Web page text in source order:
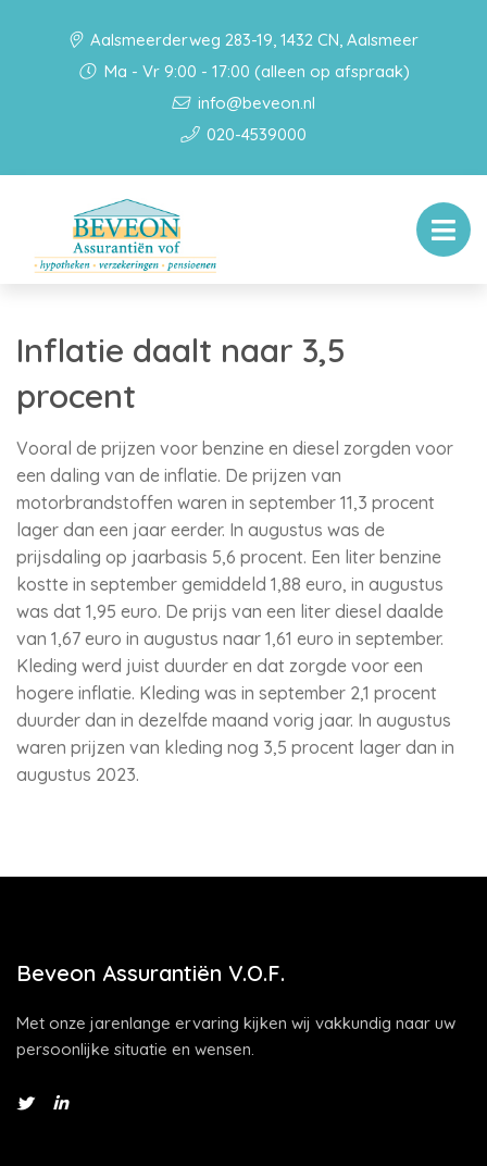
Aalsmeerderweg 283-19, 1432 CN, Aalsmeer
Ma - Vr 9:00 - 17:00 (alleen op afspraak)
info@beveon.nl
020-4539000
Inflatie daalt naar 3,5
procent
Vooral de prijzen voor benzine en diesel zorgden voor
een daling van de inflatie. De prijzen van
motorbrandstoffen waren in september 11,3 procent
lager dan een jaar eerder. In augustus was de
prijsdaling op jaarbasis 5,6 procent. Een liter benzine
kostte in september gemiddeld 1,88 euro, in augustus
was dat 1,95 euro. De prijs van een liter diesel daalde
van 1,67 euro in augustus naar 1,61 euro in september.
Kleding werd juist duurder en dat zorgde voor een
hogere inflatie. Kleding was in september 2,1 procent
duurder dan in dezelfde maand vorig jaar. In augustus
waren prijzen van kleding nog 3,5 procent lager dan in
augustus 2023.
Beveon Assurantiën V.O.F.
Met onze jarenlange ervaring kijken wij vakkundig naar uw
persoonlijke situatie en wensen.